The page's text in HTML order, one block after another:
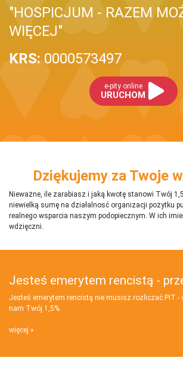
"HOSPICJUM - RAZEM
WIĘCEJ"
KRS: 0000573497
e-pity online
URUCHOM
Dziękujemy za Twoje
Nieważne, ile zarabiasz i jaką kwotę stanowi Twój
niewielką sumę na działalnosć organizacji pożytku
realnego wsparcia naszym podopiecznym. W ich
wdzięczni.
Jesteś emerytem rencistą -
Jesteś emerytem rencistą nie musisz rozliczać PIT -
nam Twój 1,5%
więcej